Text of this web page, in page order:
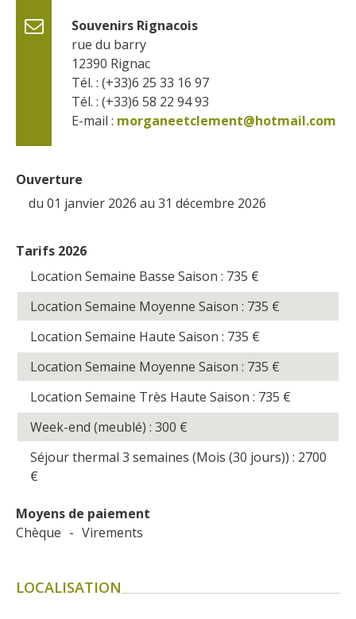
Souvenirs Rignacois
rue du barry
12390 Rignac
Tél. : (+33)6 25 33 16 97
Tél. : (+33)6 58 22 94 93
E-mail : morganeetclement@hotmail.com
Ouverture
du 01 janvier 2026 au 31 décembre 2026
Tarifs 2026
Location Semaine Basse Saison : 735 €
Location Semaine Moyenne Saison : 735 €
Location Semaine Haute Saison : 735 €
Location Semaine Moyenne Saison : 735 €
Location Semaine Très Haute Saison : 735 €
Week-end (meublé) : 300 €
Séjour thermal 3 semaines (Mois (30 jours)) : 2700
€
Moyens de paiement
Chèque - Virements
LOCALISATION